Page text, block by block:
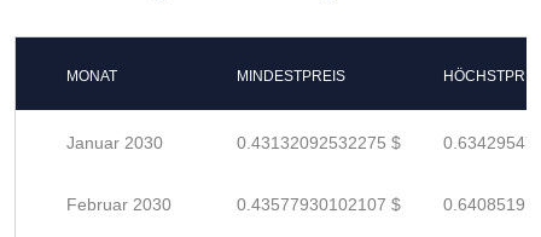
MONAT MINDESTPREIS
Januar 2030 0.43132092532275 $
Februar 2030 0.43577930102107 $